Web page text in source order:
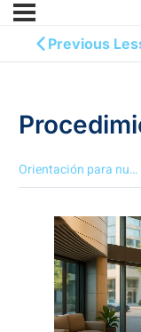
Previous
Orientación para nuevos empleados